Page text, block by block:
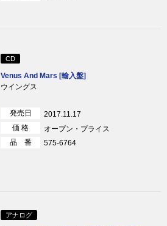
CD
Venus And Mars [輸入盤]
ウイングス
発売日
2017.11.17
価 格
オープン・プライス
品 番
575-6764
アナログ